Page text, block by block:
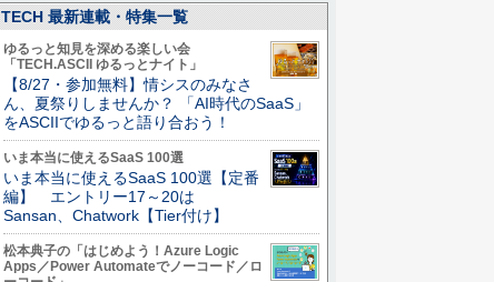
TECH 最新連載・特集一覧
ゆるっと知見を深める楽しい会
「TECH.ASCII ゆるっとナイト」
【8/27・参加無料】情シスのみなさ
ん、夏祭りしませんか？ 「AI時代のSaaS」
をASCIIでゆるっと語り合おう！
いま本当に使えるSaaS 100選
いま本当に使えるSaaS 100選【定番
編】 エントリー17～20は
Sansan、Chatwork【Tier付け】
松本典子の「はじめよう！Azure Logic
Apps／Power Automateでノーコード／ロ